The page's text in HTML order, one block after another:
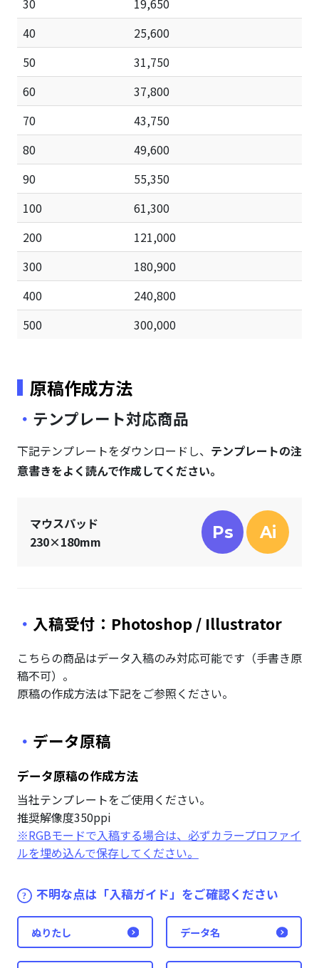
40
25,600
50
31,750
60
37,800
70
43,750
80
49,600
90
55,350
100
61,300
200
121,000
300
180,900
400
240,800
500
300,000
原稿作成方法
テンプレート対応商品
下記テンプレートをダウンロードし、 テンプレートの注
意書きをよく読んで作成してください。
マウスパッド
230×180mm
Ps Ai
入稿受付：Photoshop / Illustrator
こちらの商品はデータ入稿のみ対応可能です（手書き原
稿不可）。
原稿の作成方法は下記をご参照ください。
データ原稿
データ原稿の作成方法
当社テンプレートをご使用ください。
推奨解像度350ppi
※RGBモードで入稿する場合は、必ずカラープロファイ
ルを埋め込んで保存してください。
不明な点は「入稿ガイド」をご確認ください
ぬりたし データ名